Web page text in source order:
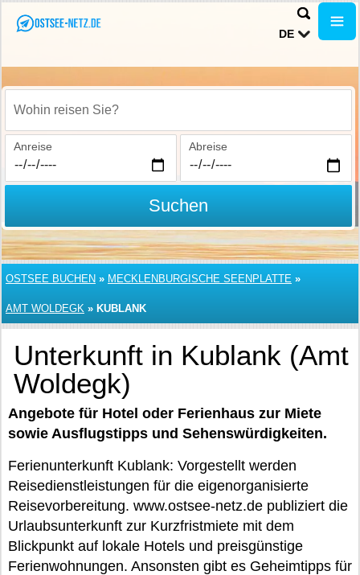
DE
Wohin reisen Sie?
Anreise Abreise
Suchen
OSTSEE BUCHEN » MECKLENBURGISCHE SEENPLATTE »
AMT WOLDEGK » KUBLANK
Unterkunft in Kublank (Amt
Woldegk)
Angebote für Hotel oder Ferienhaus zur Miete
sowie Ausflugstipps und Sehenswürdigkeiten.
Ferienunterkunft Kublank: Vorgestellt werden
Reisedienstleistungen für die eigenorganisierte
Reisevorbereitung. www.ostsee-netz.de publiziert die
Urlaubsunterkunft zur Kurzfristmiete mit dem
Blickpunkt auf lokale Hotels und preisgünstige
Ferienwohnungen. Ansonsten gibt es Geheimtipps für